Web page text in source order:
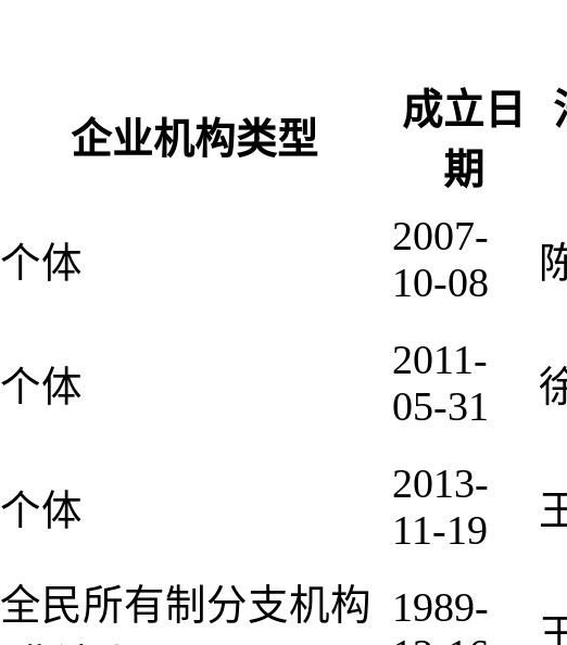
企业机构类型
成立日
期
个体
2007-
10-08
个体
2011-
05-31
个体
2013-
11-19
全民所有制分支机构 1989-